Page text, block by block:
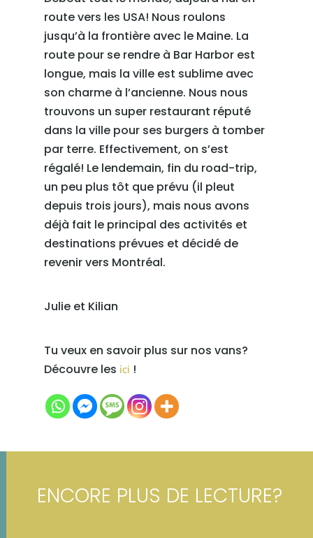
route vers les USA! Nous roulons
jusqu’à la frontière avec le Maine. La
route pour se rendre à Bar Harbor est
longue, mais la ville est sublime avec
son charme à l’ancienne. Nous nous
trouvons un super restaurant réputé
dans la ville pour ses burgers à tomber
par terre. Effectivement, on s’est
régalé! Le lendemain, fin du road-trip,
un peu plus tôt que prévu (il pleut
depuis trois jours), mais nous avons
déjà fait le principal des activités et
destinations prévues et décidé de
revenir vers Montréal.
Julie et Kilian
Tu veux en savoir plus sur nos vans?
Découvre les ici !
ENCORE PLUS DE LECTURE?